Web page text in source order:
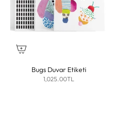
Bugs Duvar Etiketi
1,025.00TL